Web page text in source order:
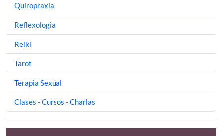
Quiropraxia
Reflexologia
Reiki
Tarot
Terapia Sexual
Clases - Cursos - Charlas